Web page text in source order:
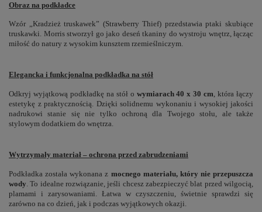
Obraz na podkładce
Wzór „Kradzież truskawek” (Strawberry Thief) przedstawia ptaki skubiące
truskawki. Morris stworzył go jako deseń tkaniny do wystroju wnętrz, łącząc
miłość do natury z wysokim kunsztem rzemieślniczym.
Elegancka i funkcjonalna podkładka na stół
Odkryj wyjątkową podkładkę na stół o wymiarach 40 x 30 cm, która łączy
estetykę z praktycznością. Dzięki solidnemu wykonaniu i wysokiej jakości
nadrukowi stanie się nie tylko ochroną dla Twojego stołu, ale także
stylowym dodatkiem do wnętrza.
Wytrzymały materiał – ochrona przed zabrudzeniami
Podkładka została wykonana z mocnego materiału, który nie przepuszcza
wody. To idealne rozwiązanie, jeśli chcesz zabezpieczyć blat przed wilgocią,
plamami i zarysowaniami. Łatwa w czyszczeniu, świetnie sprawdzi się
zarówno na co dzień, jak i podczas wyjątkowych okazji.